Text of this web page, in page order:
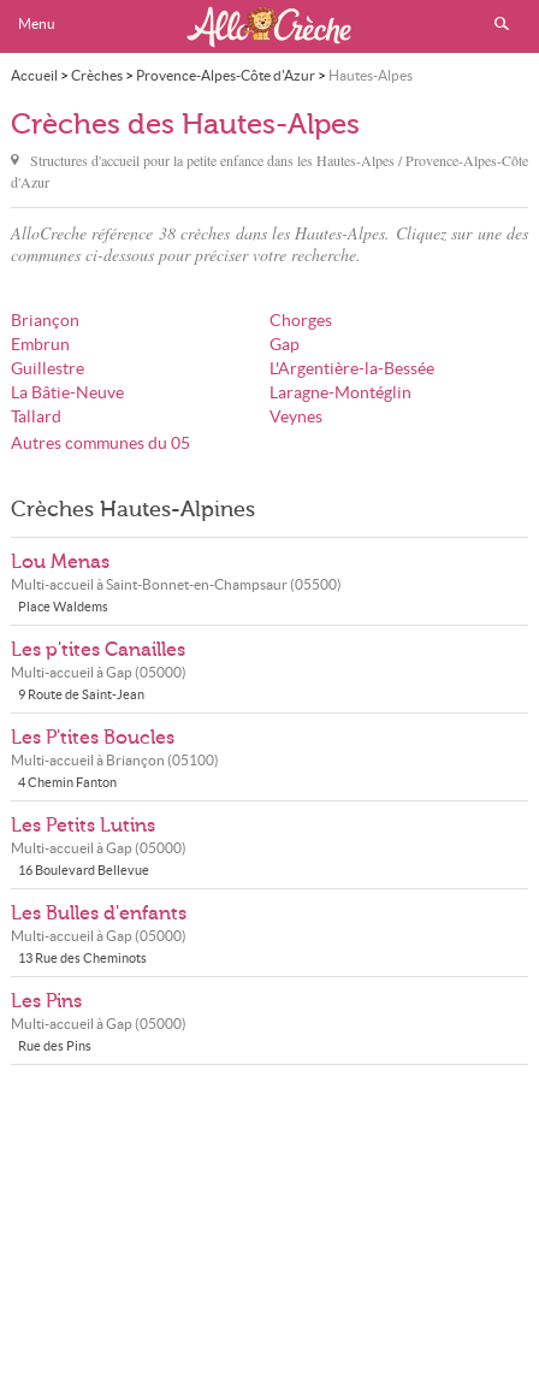
Menu
Accueil > Crèches> Provence-Alpes-Côte d'Azur> Hautes-Alpes
Crèches des Hautes-Alpes
Structures d'accueil pour la petite enfance dans les Hautes-Alpes / Provence-Alpes-Côte
d'Azur
AlloCreche référence 38 crèches dans les Hautes-Alpes. Cliquez sur une des
communes ci-dessous pour préciser votre recherche.
Briançon
Chorges
Embrun
Gap
Guillestre
L'Argentière-la-Bessée
La Bâtie-Neuve
Laragne-Montéglin
Tallard
Veynes
Autres communes du 05
Crèches Hautes-Alpines
Lou Menas
Multi-accueil àSaint-Bonnet-en-Champsaur(05500)
Place Waldems
Les p'tites Canailles
Multi-accueil àGap (05000)
9 Route de Saint-Jean
Les P'tites Boucles
Multi-accueil à Briançon (05100)
4 Chemin Fanton
Les Petits Lutins
Multi-accueil àGap (05000)
16 Boulevard Bellevue
Les Bulles d'enfants
Multi-accueil àGap (05000)
13 Rue des Cheminots
Les Pins
Multi-accueil àGap (05000)
Rue des Pins